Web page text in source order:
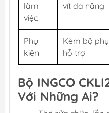
làm
việc
vít đa năng
Phụ
kiện
Kèm bộ
hỗ trợ
Bộ INGCO
Với Những Ai?